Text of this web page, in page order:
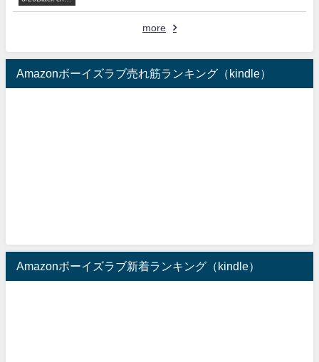
more
Amazonボーイズラブ売れ筋ランキング（kindle）
Amazonボーイズラブ新着ランキング（kindle）